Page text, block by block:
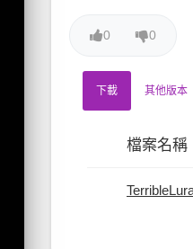
0 0
下載 其他版本
檔案名稱